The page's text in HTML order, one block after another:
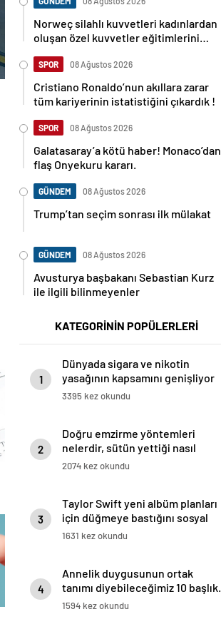
Norweç silahlı kuvvetleri kadınlardan
oluşan özel kuvvetler eğitimlerini
SPOR 08 Ağustos 2026
Cristiano Ronaldo’nun akıllara zarar
tüm kariyerinin istatistiğini çıkardık !
SPOR 08 Ağustos 2026
Galatasaray’a kötü haber! Monaco’dan
flaş Onyekuru kararı.
GÜNDEM 08 Ağustos 2026
Trump’tan seçim sonrası ilk mülakat
GÜNDEM 08 Ağustos 2026
Avusturya başbakanı Sebastian Kurz
ile ilgili bilinmeyenler
KATEGORİNİN POPÜLERLERİ
1
Dünyada sigara ve nikotin
yasağının kapsamını genişliyor
3395 kez okundu
2
Doğru emzirme yöntemleri
nelerdir, sütün yettiği nasıl
anlaşılır?
2074 kez okundu
3
Taylor Swift yeni albüm planları
için düğmeye bastığını sosyal
medyadan duyurdu!
1631 kez okundu
4
Annelik duygusunun ortak
tanımı diyebileceğimiz 10 başlık.
1594 kez okundu